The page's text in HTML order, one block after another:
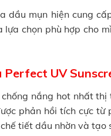
dầu mụn hiện cung
chọn phù hợp cho
UV
nắng hot nhất
phản hồi tích cực
tiết dầu nhờn và tạo